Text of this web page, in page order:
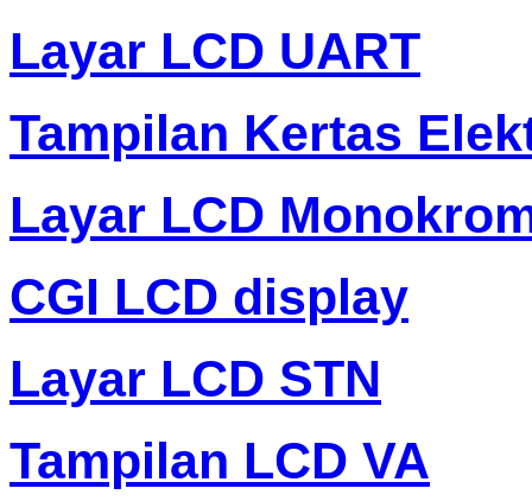
Layar LCD UART
Tampilan Kertas
Layar LCD
CGI LCD display
Layar LCD STN
Tampilan LCD VA